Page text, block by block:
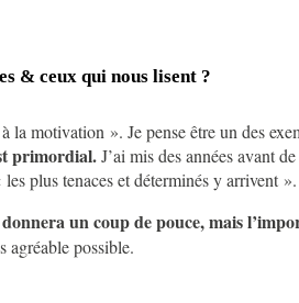
& ceux qui nous lisent ?
motivation ». Je pense être un des
primordial.J’ai mis des années avant
plus tenaces et déterminés y arrivent ».
un coup de pouce, mais
agréable possible.